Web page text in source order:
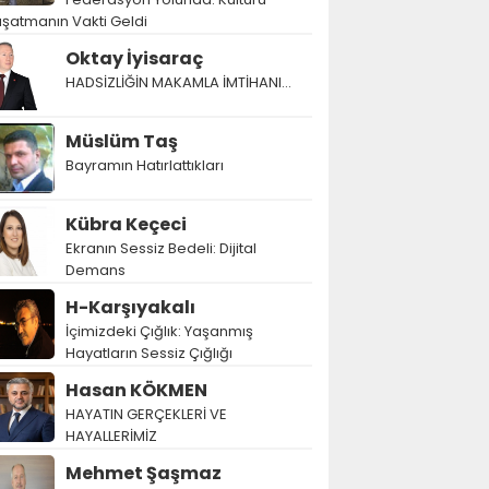
Vakti Geldi
Oktay İyisaraç
HADSİZLİĞİN MAKAMLA İMTİHANI…
Müslüm Taş
Bayramın Hatırlattıkları
Kübra Keçeci
Ekranın Sessiz Bedeli: Dijital
Demans
H-Karşıyakalı
İçimizdeki Çığlık: Yaşanmış
Hayatların Sessiz Çığlığı
Hasan KÖKMEN
HAYATIN GERÇEKLERİ VE
HAYALLERİMİZ
Mehmet Şaşmaz